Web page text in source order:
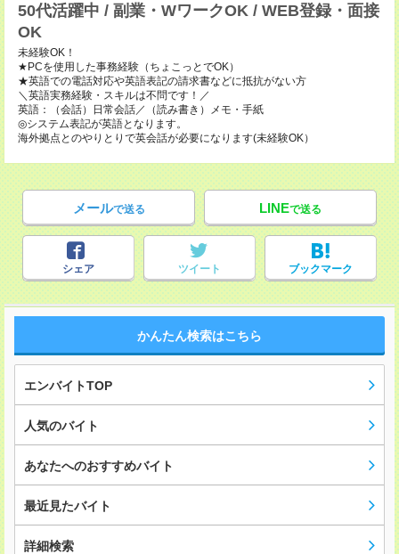
50代活躍中 / 副業・WワークOK / WEB登録・面接
OK
未経験OK！
★PCを使用した事務経験（ちょこっとでOK）
★英語での電話対応や英語表記の請求書などに抵抗がない方
＼英語実務経験・スキルは不問です！／
英語：（会話）日常会話／（読み書き）メモ・手紙
◎システム表記が英語となります。
海外拠点とのやりとりで英会話が必要になります(未経験OK）
メールで送る LINEで送る
シェア ツイート ブックマーク
かんたん検索はこちら
エンバイトTOP
人気のバイト
あなたへのおすすめバイト
最近見たバイト
詳細検索